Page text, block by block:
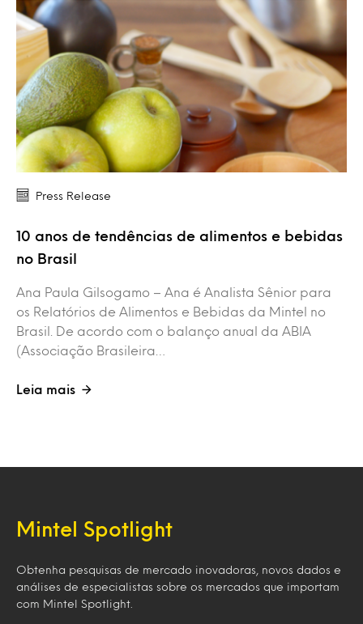
Press Release
10 anos de tendências de alimentos e bebidas
no Brasil
Ana Paula Gilsogamo – Ana é Analista Sênior para
os Relatórios de Alimentos e Bebidas da Mintel no
Brasil. De acordo com o balanço anual da ABIA
(Associação Brasileira…
Leia mais
Mintel Spotlight
Obtenha pesquisas de mercado inovadoras, novos dados e
análises de especialistas sobre os mercados que importam
com Mintel Spotlight.